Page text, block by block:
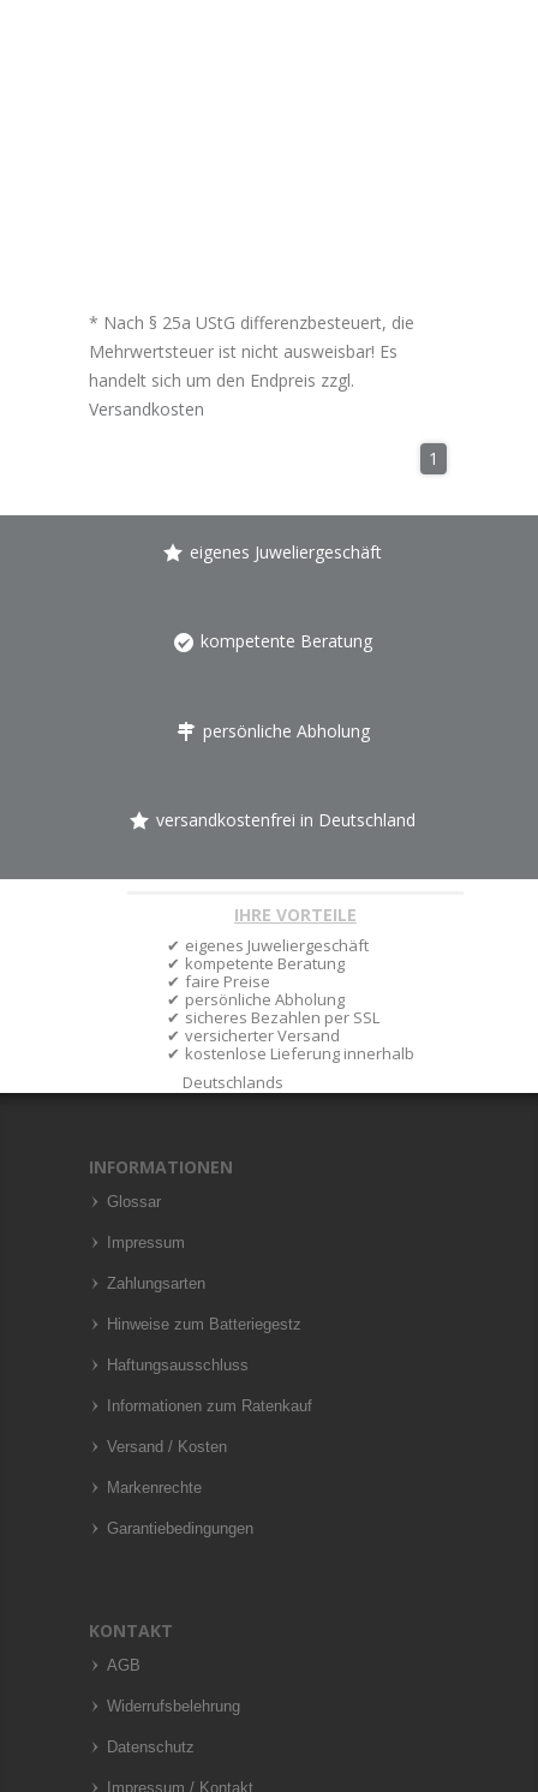
* Nach § 25a UStG differenzbesteuert, die
Mehrwertsteuer ist nicht ausweisbar! Es
handelt sich um den Endpreis zzgl.
Versandkosten
1
eigenes Juweliergeschäft
kompetente Beratung
persönliche Abholung
versandkostenfrei in Deutschland
IHRE VORTEILE
eigenes Juweliergeschäft
kompetente Beratung
faire Preise
persönliche Abholung
sicheres Bezahlen per SSL
versicherter Versand
kostenlose Lieferung innerhalb
Deutschlands
INFORMATIONEN
Glossar
Impressum
Zahlungsarten
Hinweise zum Batteriegestz
Haftungsausschluss
Informationen zum Ratenkauf
Versand / Kosten
Markenrechte
Garantiebedingungen
KONTAKT
AGB
Widerrufsbelehrung
Datenschutz
Impressum / Kontakt